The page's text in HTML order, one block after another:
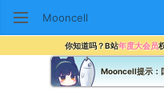
Mooncell
你知道吗？B站年度大会员
Mooncell提示：